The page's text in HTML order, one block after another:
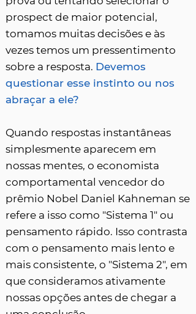
prospect de maior potencial,
tomamos muitas decisões e às
vezes temos um pressentimento
sobre a resposta. Devemos
questionar esse instinto ou nos
abraçar a ele?
Quando respostas instantâneas
simplesmente aparecem em
nossas mentes, o economista
comportamental vencedor do
prêmio Nobel Daniel Kahneman se
refere a isso como "Sistema 1" ou
pensamento rápido. Isso contrasta
com o pensamento mais lento e
mais consistente, o "Sistema 2", em
que consideramos ativamente
nossas opções antes de chegar a